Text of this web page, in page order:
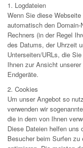
1. Logdateien
Wenn Sie diese
automatisch den
Rechners (in der Regel
des Datums, der Uhrzeit
Unterseiten/URLs, die
Ihnen zur Ansicht
Endgeräte.
2. Cookies
Um unser Angebot so
verwenden wir
die in dem von Ihnen
Diese Dateien helfen uns
Besucher beim Surfen